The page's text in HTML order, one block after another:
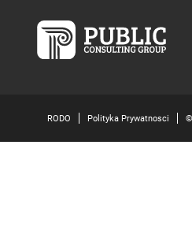
RODO Polityka Prywatnosci